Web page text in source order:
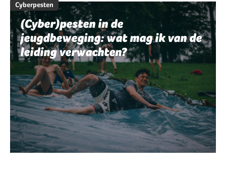
Cyberpesten
(Cyber)pesten in de
jeugdbeweging: wat mag ik van de
leiding verwachten?